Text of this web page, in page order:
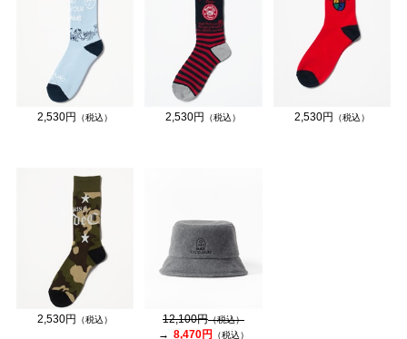
2,530円 （税込） 2,530円 （税込） 2,530円 （税込）
2,530円 （税込） 12,100円（税込）
8,470円 （税込）